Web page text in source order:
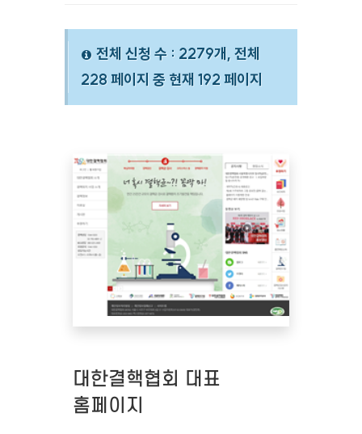
전체 신청 수 : 2279개, 전체
228 페이지 중 현재 192 페이지
대한결핵협회 대표
홈페이지